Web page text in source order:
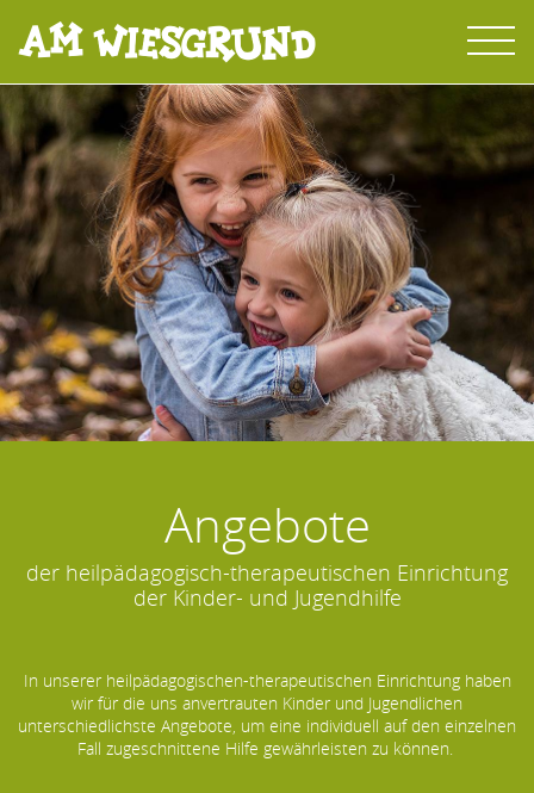
Angebote
der heilpädagogisch-therapeutischen Einrichtung
der Kinder- und Jugendhilfe
In unserer heilpädagogischen-therapeutischen Einrichtung haben
wir für die uns anvertrauten Kinder und Jugendlichen
unterschiedlichste Angebote, um eine individuell auf den einzelnen
Fall zugeschnittene Hilfe gewährleisten zu können.